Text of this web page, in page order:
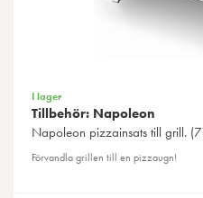
I lager
Tillbehör: Napoleon
Napoleon pizzainsats till grill.
Förvandla grillen till en pizzaugn!